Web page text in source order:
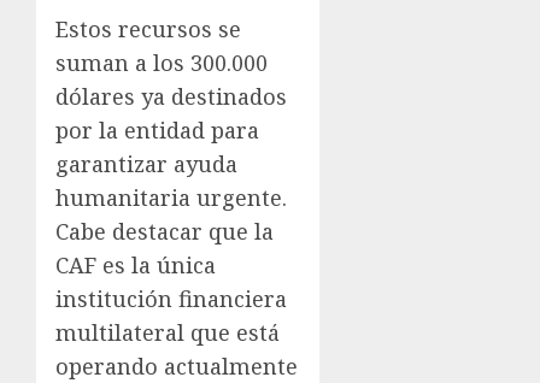
Estos recursos se
suman a los 300.000
dólares ya destinados
por la entidad para
garantizar ayuda
humanitaria urgente.
Cabe destacar que la
CAF es la única
institución financiera
multilateral que está
operando actualmente